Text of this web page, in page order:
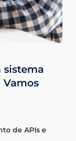
sistema
de APIs e